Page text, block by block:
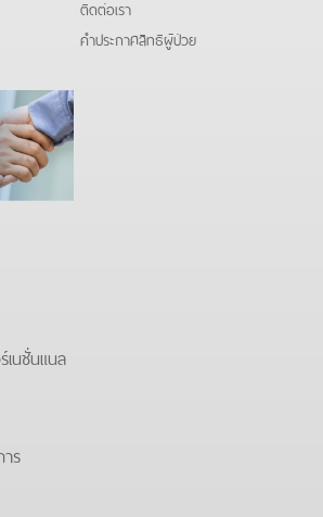
ติดต่อเรา
คําประกาศสิทธิผู้ป่วย
นชั่นแนล
ร